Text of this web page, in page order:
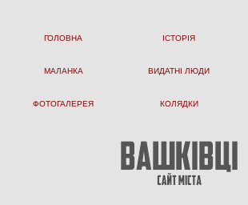
ГОЛОВНА ІСТОРІЯ
МАЛАНКА ВИДАТНІ ЛЮДИ
ФОТОГАЛЕРЕЯ КОЛЯДКИ